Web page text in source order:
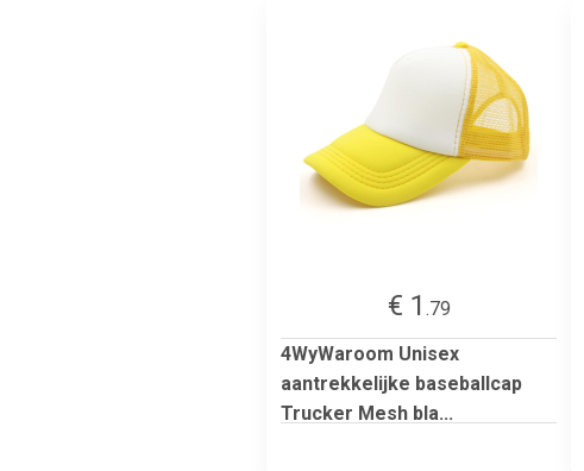
€ 1 .79
4WyWaroom Unisex
aantrekkelijke baseballcap
Trucker Mesh bla...